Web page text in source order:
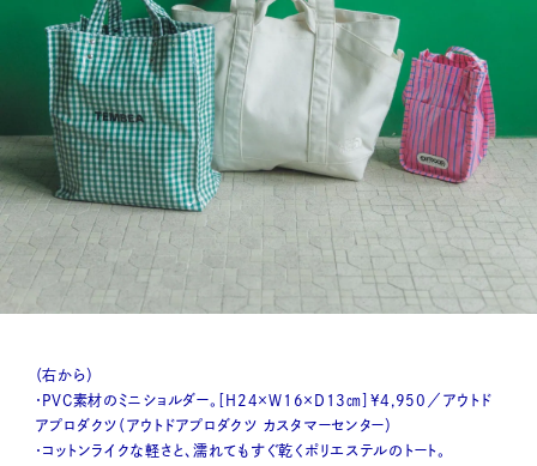
（右から）
・PVC素材のミニショルダー。［H24×W16×D13㎝］¥4,950／アウトド
アプロダクツ（アウトドアプロダクツ カスタマーセンター）
・コットンライクな軽さと、濡れてもすぐ乾くポリエステルのトート。